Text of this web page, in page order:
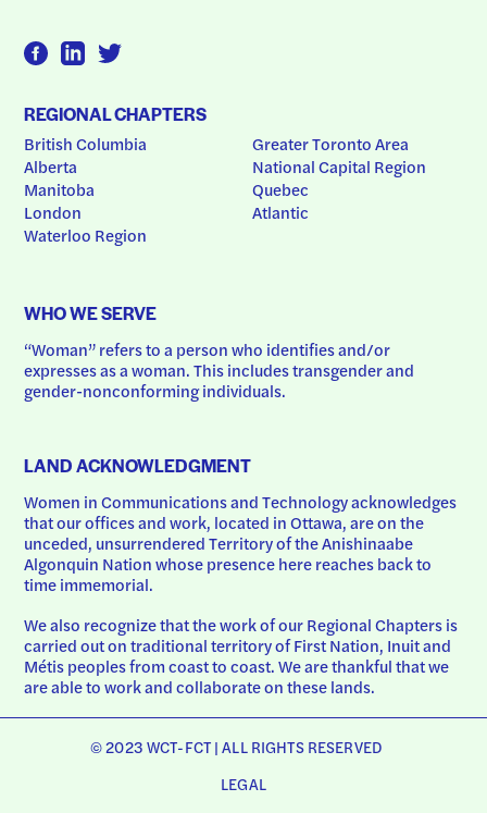
REGIONAL CHAPTERS
British Columbia
Alberta
Manitoba
London
Waterloo Region
Greater Toronto Area
National Capital Region
Quebec
Atlantic
WHO WE SERVE
“Woman” refers to a person who identifies and/or
expresses as a woman. This includes transgender and
gender-nonconforming individuals.
LAND ACKNOWLEDGMENT
Women in Communications and Technology acknowledges
that our offices and work, located in Ottawa, are on the
unceded, unsurrendered Territory of the Anishinaabe
Algonquin Nation whose presence here reaches back to
time immemorial.
We also recognize that the work of our Regional Chapters is
carried out on traditional territory of First Nation, Inuit and
Métis peoples from coast to coast. We are thankful that we
are able to work and collaborate on these lands.
© 2023 WCT-FCT | ALL RIGHTS RESERVED
LEGAL